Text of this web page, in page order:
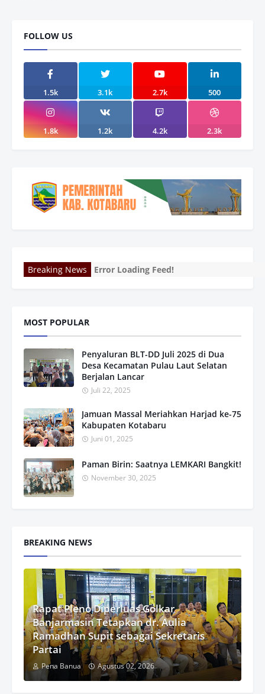
FOLLOW US
1.5k 3.1k 2.7k 500
1.8k 1.2k 4.2k 2.3k
Breaking News Error Loading Feed!
MOST POPULAR
Penyaluran BLT-DD Juli 2025 di Dua
Desa Kecamatan Pulau Laut Selatan
Berjalan Lancar
Juli 22, 2025
Jamuan Massal Meriahkan Harjad ke-75
Kabupaten Kotabaru
Juni 01, 2025
Paman Birin: Saatnya LEMKARI Bangkit!
November 30, 2025
BREAKING NEWS
Rapat Pleno Diperluas Golkar
Banjarmasin Tetapkan dr. Aulia
Ramadhan Supit sebagai Sekretaris
Partai
Pena Banua Agustus 02, 2026